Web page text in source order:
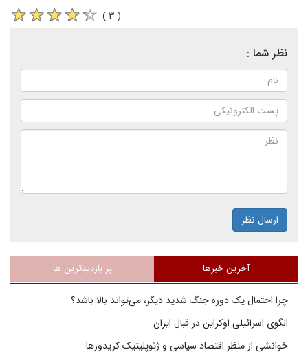
( ۳ )
نظر شما :
ارسال نظر
آخرین خبرها پر بازدیدترین ها
چرا احتمال یک دوره جنگ شدید دیگر، می‌تواند بالا باشد؟
الگوی اسرائیلی اوکراین در قبال ایران
خوانشی از منظر اقتصاد سیاسی و ژئوپلیتیک کریدورها